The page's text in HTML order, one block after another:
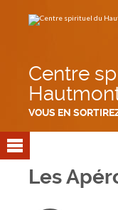
contenu.
Centre
VOUS EN
Les